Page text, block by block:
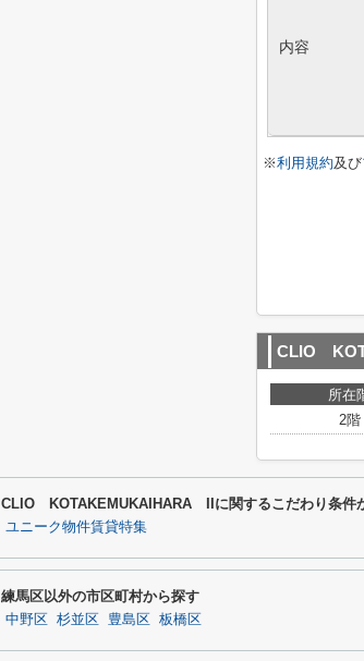
内容
※利用規約及び
CLIO
所在
2階
CLIO KOTAKEMUKAIHARA IIに関するこだわり条件
ユニーク物件賃貸特集
練馬区以外の市区町村から探す
中野区 杉並区 豊島区 板橋区